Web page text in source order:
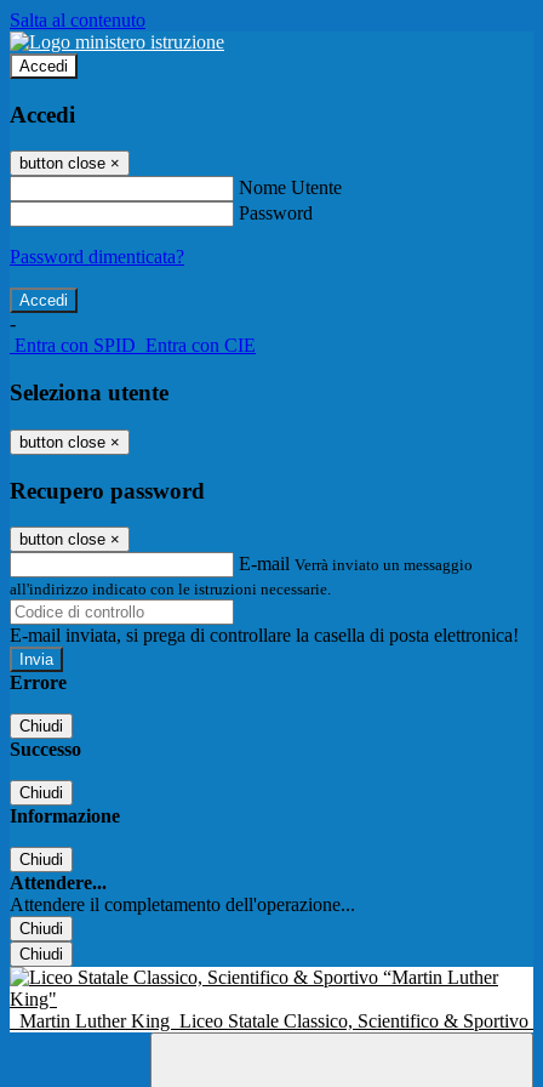
Salta al contenuto
Accedi
Accedi
button close ×
Nome Utente
Password
Password dimenticata?
-
Entra con SPID Entra con CIE
Seleziona utente
button close ×
Recupero password
button close ×
E-mail Verrà inviato un messaggio
all'indirizzo indicato con le istruzioni necessarie.
E-mail inviata, si prega di controllare la casella di posta elettronica!
Errore
Chiudi
Successo
Chiudi
Informazione
Chiudi
Attendere...
Attendere il completamento dell'operazione...
Chiudi
Chiudi
Martin Luther King Liceo Statale Classico, Scientifico & Sportivo